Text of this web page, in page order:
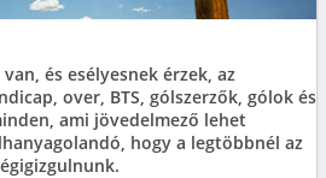
és esélyesnek érzek, az
over, BTS, gólszerzők, gólok és
ami jövedelmező lehet
hogy a legtöbbnél az